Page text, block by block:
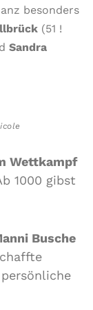
besonders
(51 !
Sandra
Wettkampf
1000 gibst
Busche